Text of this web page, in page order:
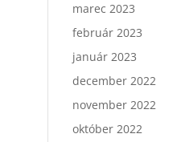
marec 2023
február 2023
január 2023
december 2022
november 2022
október 2022